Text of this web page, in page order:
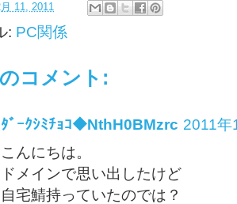
11, 2011
: PC関係
コメント:
ﾀﾞｰｸｼﾐﾁｮｺ◆NthH0BMzrc 2011年
こんにちは。
ドメインで思い出したけど
自宅鯖持っていたのでは？